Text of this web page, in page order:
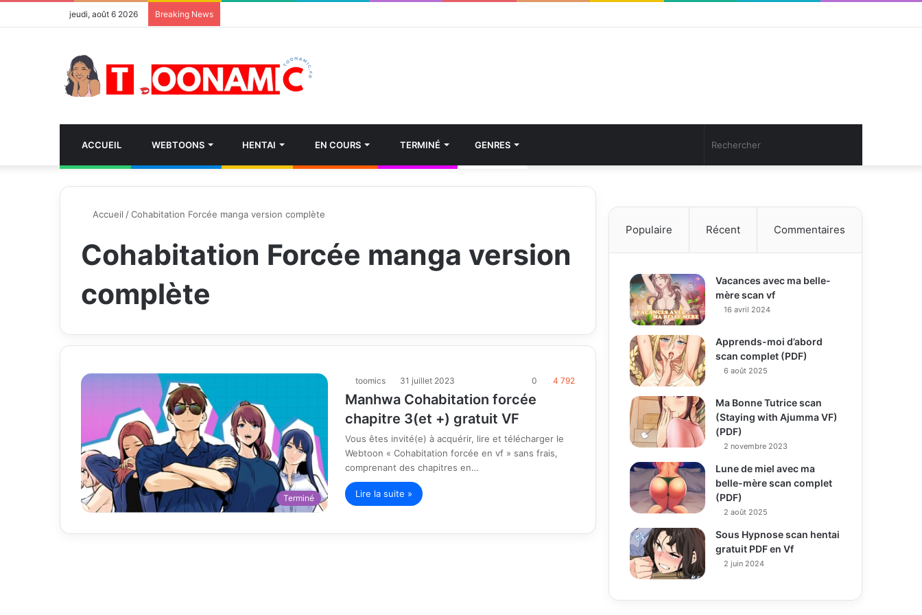
jeudi, août 6 2026 Breaking News
ACCUEIL WEBTOONS HENTAI EN COURS TERMINÉ GENRES Article
Accueil /Cohabitation Forcée manga version complète
Cohabitation Forcée manga version
complète
Terminé
toomics 31 juillet 2023 0 4 792
Manhwa Cohabitation forcée
chapitre 3(et +) gratuit VF
Vous êtes invité(e) à acquérir, lire et télécharger le
Webtoon « Cohabitation forcée en vf » sans frais,
comprenant des chapitres en…
Lire la suite »
Populaire Récent Commentaires
Vacances avec ma belle-
mère scan vf
16 avril 2024
Apprends-moi d’abord
scan complet (PDF)
6 août 2025
Ma Bonne Tutrice scan
(Staying with Ajumma VF)
(PDF)
2 novembre 2023
Lune de miel avec ma
belle-mère scan complet
(PDF)
2 août 2025
Sous Hypnose scan hentai
gratuit PDF en Vf
2 juin 2024